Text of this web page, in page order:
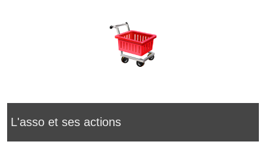
L'asso et ses actions